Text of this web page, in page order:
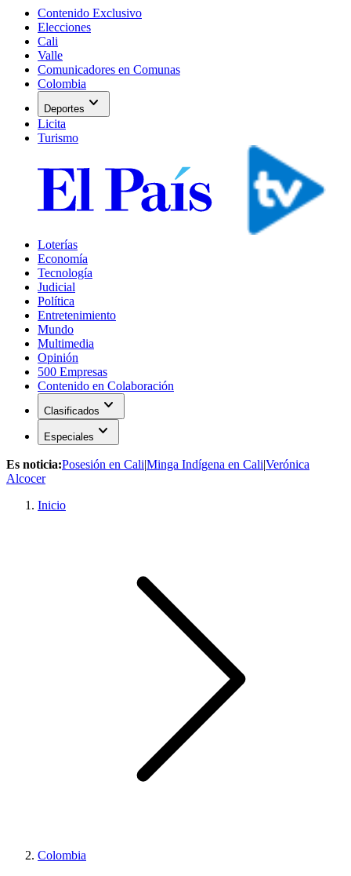
Contenido Exclusivo
Elecciones
Cali
Valle
Comunicadores en Comunas
Colombia
Deportes expand_more
Licita
Turismo
Loterías
Economía
Tecnología
Judicial
Política
Entretenimiento
Mundo
Multimedia
Opinión
500 Empresas
Contenido en Colaboración
Clasificados expand_more
Especiales expand_more
Es noticia:Posesión en Cali|Minga Indígena en Cali|Verónica
Alcocer
Inicio
Colombia